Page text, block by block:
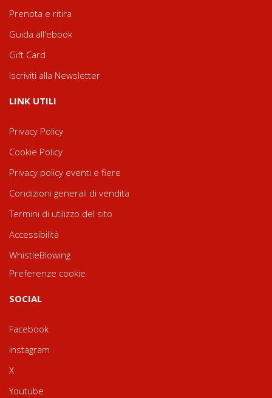
Prenota e ritira
Guida all'ebook
Gift Card
Iscriviti alla Newsletter
LINK UTILI
Privacy Policy
Cookie Policy
Privacy policy eventi e fiere
Condizioni generali di vendita
Termini di utilizzo del sito
Accessibilità
WhistleBlowing
Preferenze cookie
SOCIAL
Facebook
Instagram
X
Youtube